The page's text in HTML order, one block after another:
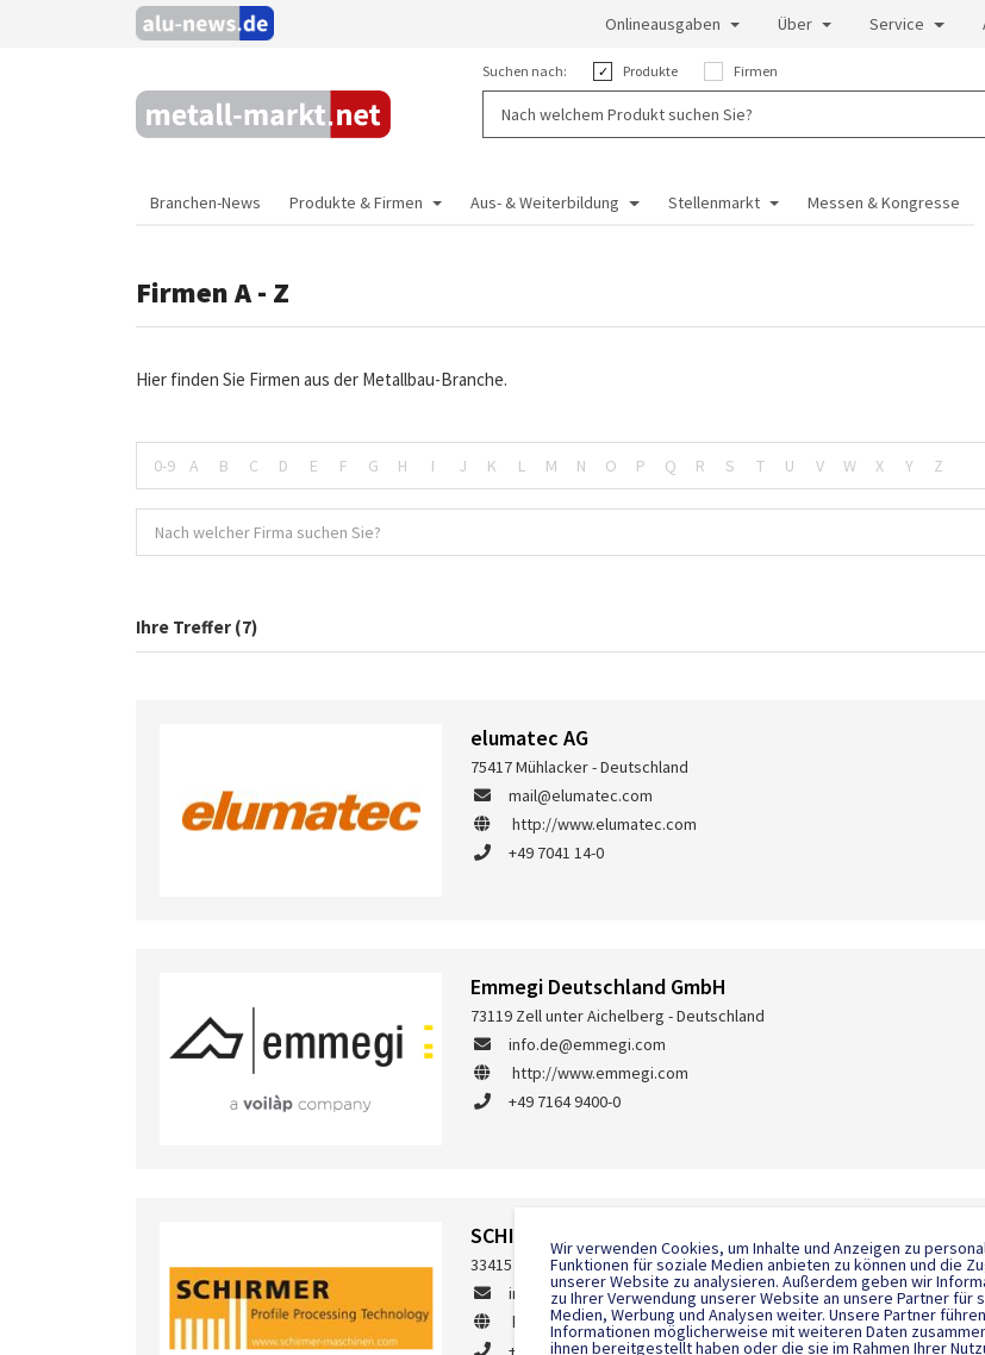
Onlineausgaben Über Service
Suchen nach: Produkte Firmen
Branchen-News Produkte & Firmen Aus- & Weiterbildung Stellenmarkt Messen & Kongresse
Firmen A - Z
Hier finden Sie Firmen aus der Metallbau-Branche.
0-9 A B C D E F G H I J K L M N O P Q R S T U V W X Y Z
Ihre Treffer (7)
elumatec AG
75417 Mühlacker - Deutschland
mail@elumatec.com
http://www.elumatec.com
+49 7041 14-0
Emmegi Deutschland GmbH
73119 Zell unter Aichelberg - Deutschland
info.de@emmegi.com
http://www.emmegi.com
+49 7164 9400-0
SCHIRMER Maschinen GmbH
33415 Verl - Deutschland
info@schirmer-maschinen.com
http://www.schirmer-maschinen.com
+49 5246 9213-0
Wir verwenden Cookies, um Inhalte und Anzeigen zu
Funktionen für soziale Medien anbieten zu können und die
unserer Website zu analysieren. Außerdem geben wir
zu Ihrer Verwendung unserer Website an unsere Partner für
Medien, Werbung und Analysen weiter. Unsere Partner
Informationen möglicherweise mit weiteren Daten
ihnen bereitgestellt haben oder die sie im Rahmen Ihrer